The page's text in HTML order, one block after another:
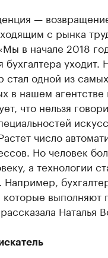
—
с рынка
в начале 2018
бухгалтера уходит.
стал одной из самых
в нашем
что нельзя
число
Но человек
а технологии
выполняют
Наталья